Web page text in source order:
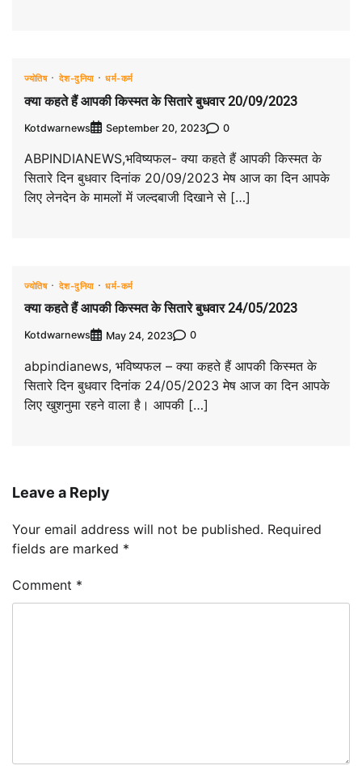
ज्योतिष देश-दुनिया धर्म-कर्म
क्या कहते हैं आपकी किस्मत के सितारे बुधवार 20/09/2023
Kotdwarnews September 20, 2023 0
ABPINDIANEWS,भविष्यफल- क्या कहते हैं आपकी किस्मत के
सितारे दिन बुधवार दिनांक 20/09/2023 मेष आज का दिन आपके
लिए लेनदेन के मामलों में जल्दबाजी दिखाने से […]
ज्योतिष देश-दुनिया धर्म-कर्म
क्या कहते हैं आपकी किस्मत के सितारे बुधवार 24/05/2023
Kotdwarnews May 24, 2023 0
abpindianews, भविष्यफल – क्या कहते हैं आपकी किस्मत के
सितारे दिन बुधवार दिनांक 24/05/2023 मेष आज का दिन आपके
लिए खुशनुमा रहने वाला है। आपकी […]
Leave a Reply
Your email address will not be published. Required
fields are marked *
Comment *